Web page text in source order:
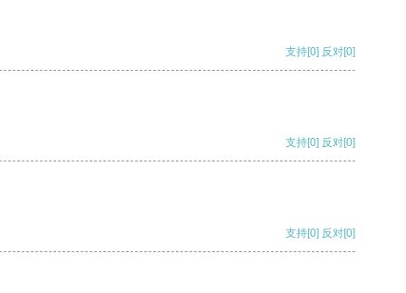
支持[0] 反对[0]
支持[0] 反对[0]
支持[0] 反对[0]